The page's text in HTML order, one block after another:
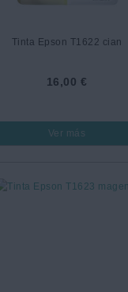
Tinta Epson T1622 cian
16,00 €
Ver más